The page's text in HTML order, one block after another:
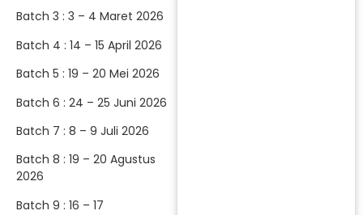
Batch 3 : 3 – 4 Maret 2026
Batch 4 : 14 – 15 April 2026
Batch 5 : 19 – 20 Mei 2026
Batch 6 : 24 – 25 Juni 2026
Batch 7 : 8 – 9 Juli 2026
Batch 8 : 19 – 20 Agustus
2026
Batch 9 : 16 – 17